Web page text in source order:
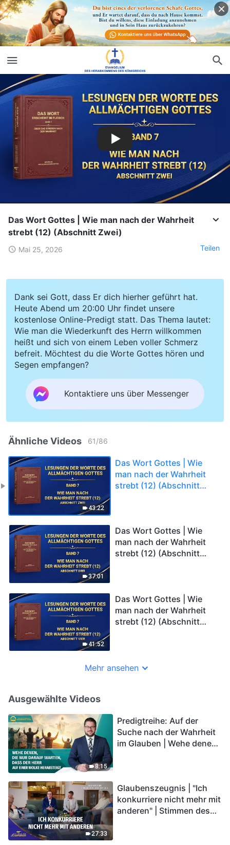
Das Wort Gottes | Wie man nach der Wahrheit
strebt (12) (Abschnitt Zwei)
Mai 25, 2026 Teilen
Dank sei Gott, dass Er dich hierher geführt hat.
Heute Abend um 20:00 Uhr findet unsere
kostenlose Online-Predigt statt. Das Thema lautet:
Wie man die Wiederkunft des Herrn willkommen
heißt und sich von einem Leben voller Schmerz
befreit. Möchtest du die Worte Gottes hören und
Segen empfangen?
Kontaktiere uns über Messenger
Ähnliche Videos 61/86
43:22
Das Wort Gottes | Wie
man nach der Wahrheit
strebt (12) (Abschnitt
37:01
Das Wort Gottes | Wie
man nach der Wahrheit
strebt (12) (Abschnitt
41:52
Das Wort Gottes | Wie
man nach der Wahrheit
strebt (12) (Abschnitt
Mehr ansehen
Ausgewählte Videos
8:15
Predigtreihe: Auf der
Suche nach der Wahrheit
im Glauben | Wehe denen,
27:33
Glaubenszeugnis | "Ich
konkurriere nicht mehr mit
anderen" | Stimmen des